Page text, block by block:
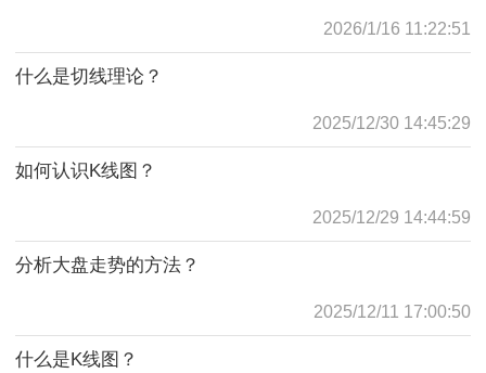
2026/1/16 11:22:51
什么是切线理论？
2025/12/30 14:45:29
如何认识K线图？
2025/12/29 14:44:59
分析大盘走势的方法？
2025/12/11 17:00:50
什么是K线图？